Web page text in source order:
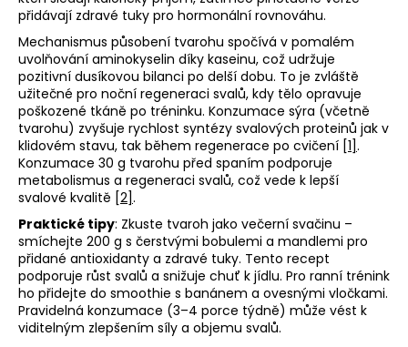
přidávají zdravé tuky pro hormonální rovnováhu.
Mechanismus působení tvarohu spočívá v pomalém
uvolňování aminokyselin díky kaseinu, což udržuje
pozitivní dusíkovou bilanci po delší dobu. To je zvláště
užitečné pro noční regeneraci svalů, kdy tělo opravuje
poškozené tkáně po tréninku. Konzumace sýra (včetně
tvarohu) zvyšuje rychlost syntézy svalových proteinů jak v
klidovém stavu, tak během regenerace po cvičení [1].
Konzumace 30 g tvarohu před spaním podporuje
metabolismus a regeneraci svalů, což vede k lepší
svalové kvalitě [2].
Praktické tipy: Zkuste tvaroh jako večerní svačinu –
smíchejte 200 g s čerstvými bobulemi a mandlemi pro
přidané antioxidanty a zdravé tuky. Tento recept
podporuje růst svalů a snižuje chuť k jídlu. Pro ranní trénink
ho přidejte do smoothie s banánem a ovesnými vločkami.
Pravidelná konzumace (3–4 porce týdně) může vést k
viditelným zlepšením síly a objemu svalů.